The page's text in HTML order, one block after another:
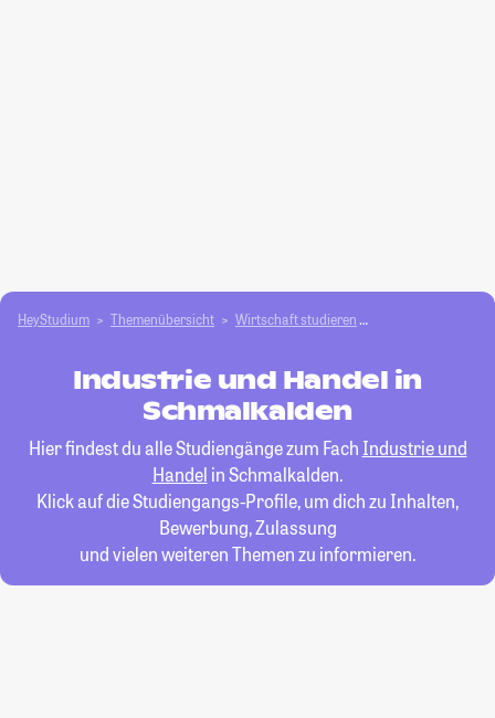
HeyStudium Themenübersicht Wirtschaft studieren
Industrie und Handel in
Schmalkalden
Hier findest du alle Studiengänge zum Fach Industrie und
Handel in Schmalkalden.
Klick auf die Studiengangs-Profile, um dich zu Inhalten,
Bewerbung, Zulassung
und vielen weiteren Themen zu informieren.